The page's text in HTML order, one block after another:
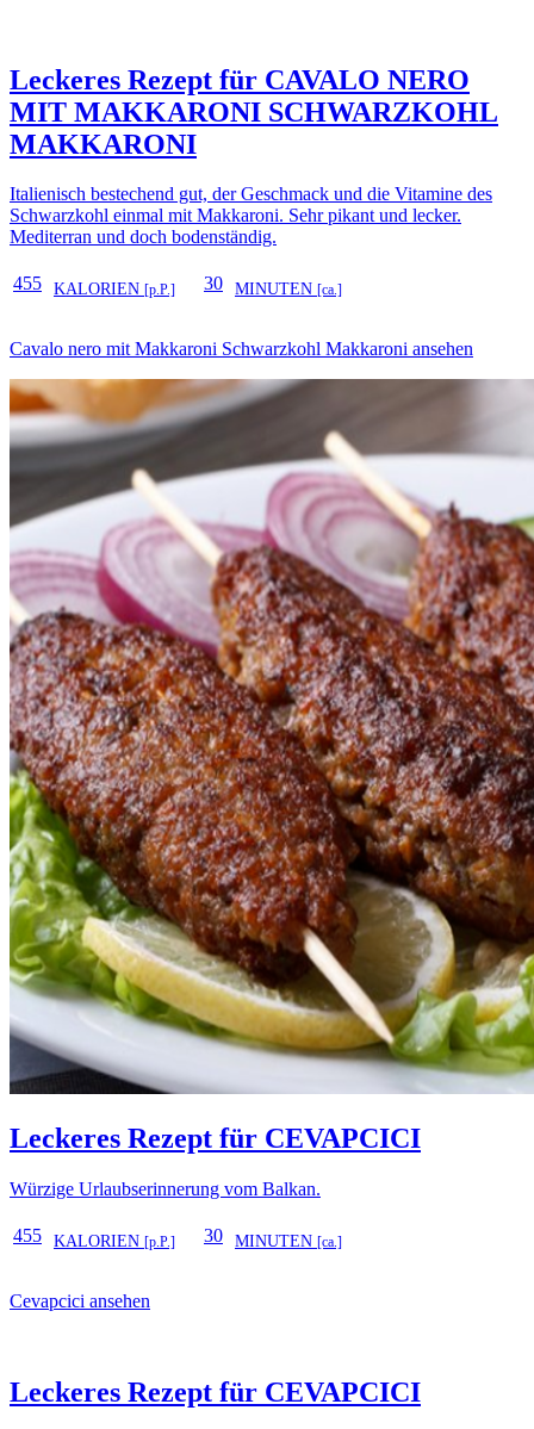
Leckeres Rezept für CAVALO NERO
MIT MAKKARONI SCHWARZKOHL
MAKKARONI
Italienisch bestechend gut, der Geschmack und die Vitamine des
Schwarzkohl einmal mit Makkaroni. Sehr pikant und lecker.
Mediterran und doch bodenständig.
455 KALORIEN [p.P.] 30 MINUTEN [ca.]
Cavalo nero mit Makkaroni Schwarzkohl Makkaroni ansehen
Leckeres Rezept für CEVAPCICI
Würzige Urlaubserinnerung vom Balkan.
455 KALORIEN [p.P.] 30 MINUTEN [ca.]
Cevapcici ansehen
Leckeres Rezept für CEVAPCICI